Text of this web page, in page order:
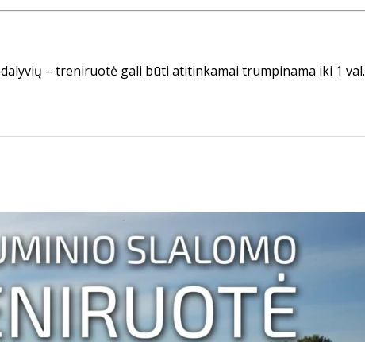
– treniruotė gali būti atitinkamai trumpinama iki 1 val.